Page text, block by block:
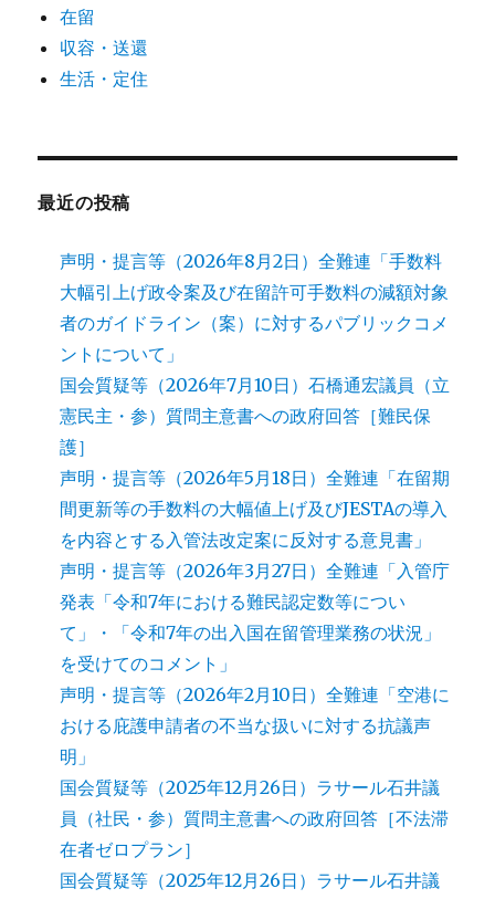
在留
収容・送還
生活・定住
最近の投稿
声明・提言等（2026年8月2日）全難連「手数料
大幅引上げ政令案及び在留許可手数料の減額対象
者のガイドライン（案）に対するパブリックコメ
ントについて」
国会質疑等（2026年7月10日）石橋通宏議員（立
憲民主・参）質問主意書への政府回答［難民保
護］
声明・提言等（2026年5月18日）全難連「在留期
間更新等の手数料の大幅値上げ及びJESTAの導入
を内容とする入管法改定案に反対する意見書」
声明・提言等（2026年3月27日）全難連「入管庁
発表「令和7年における難民認定数等につい
て」・「令和7年の出入国在留管理業務の状況」
を受けてのコメント」
声明・提言等（2026年2月10日）全難連「空港に
おける庇護申請者の不当な扱いに対する抗議声
明」
国会質疑等（2025年12月26日）ラサール石井議
員（社民・参）質問主意書への政府回答［不法滞
在者ゼロプラン］
国会質疑等（2025年12月26日）ラサール石井議